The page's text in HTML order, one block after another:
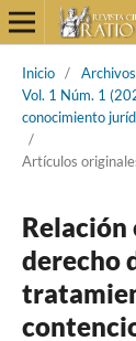
Inicio / Archivos
Vol. 1 Núm. 1
conocimiento
/
Artículos
derecho